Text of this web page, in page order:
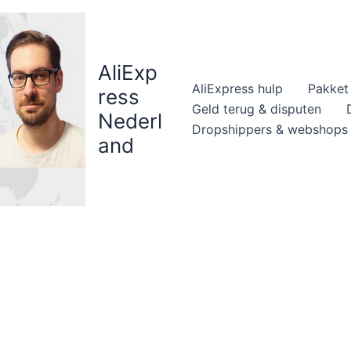
AliExp
ress
Nederl
and
AliExpress hulp
Geld terug & disputen
Dropshippers & webshops